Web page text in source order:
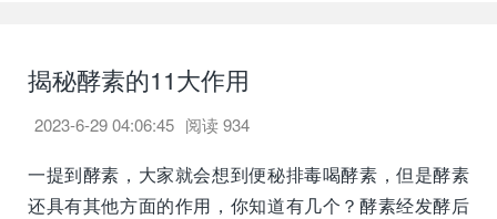
揭秘酵素的11大作用
2023-6-29 04:06:45 阅读934
一提到酵素，大家就会想到便秘排毒喝酵素，但是酵素
还具有其他方面的作用，你知道有几个？酵素经发酵后